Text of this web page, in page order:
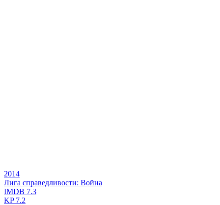
2014
Лига справедливости: Война
IMDB 7.3
KP7.2